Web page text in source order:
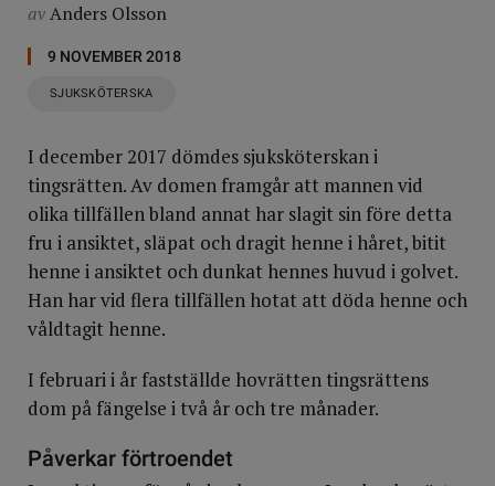
avAnders Olsson
9 NOVEMBER 2018
SJUKSKÖTERSKA
I december 2017 dömdes sjuksköterskan i
tingsrätten. Av domen framgår att mannen vid
olika tillfällen bland annat har slagit sin före detta
fru i ansiktet, släpat och dragit henne i håret, bitit
henne i ansiktet och dunkat hennes huvud i golvet.
Han har vid flera tillfällen hotat att döda henne och
våldtagit henne.
I februari i år fastställde hovrätten tingsrättens
dom på fängelse i två år och tre månader.
Påverkar förtroendet